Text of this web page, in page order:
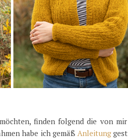
finden folgend die von mir
habe ich gemäß Anleitung